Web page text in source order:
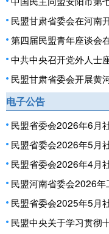
中共中央召开党外人士
电子公告
民盟省委会2026年6月
民盟省委会2026年5月
民盟省委会2026年4月
民盟河南省委会2026年
民盟省委会2025年5月